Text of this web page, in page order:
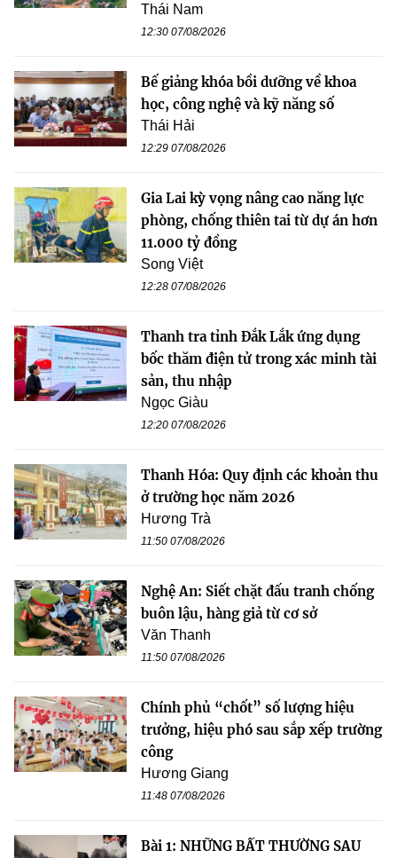
Thái Nam
12:30 07/08/2026
Bế giảng khóa bồi dưỡng về khoa
học, công nghệ và kỹ năng số
Thái Hải
12:29 07/08/2026
Gia Lai kỳ vọng nâng cao năng lực
phòng, chống thiên tai từ dự án hơn
11.000 tỷ đồng
Song Việt
12:28 07/08/2026
Thanh tra tỉnh Đắk Lắk ứng dụng
bốc thăm điện tử trong xác minh tài
sản, thu nhập
Ngọc Giàu
12:20 07/08/2026
Thanh Hóa: Quy định các khoản thu
ở trường học năm 2026
Hương Trà
11:50 07/08/2026
Nghệ An: Siết chặt đấu tranh chống
buôn lậu, hàng giả từ cơ sở
Văn Thanh
11:50 07/08/2026
Chính phủ “chốt” số lượng hiệu
trưởng, hiệu phó sau sắp xếp trường
công
Hương Giang
11:48 07/08/2026
Bài 1: NHỮNG BẤT THƯỜNG SAU